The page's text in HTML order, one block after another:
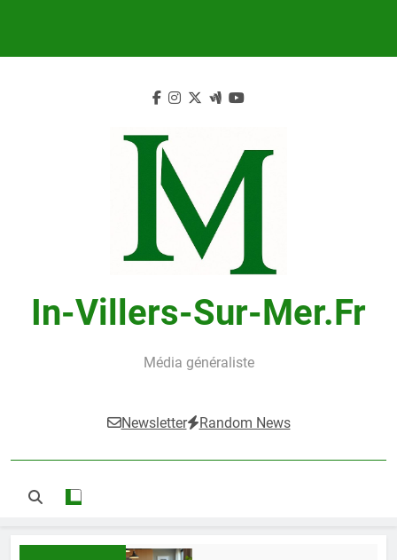
In-Villers-Sur-Mer.fr
Média généraliste
Newsletter Random News